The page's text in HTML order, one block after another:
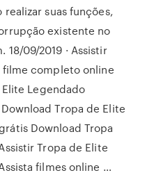
suas funções,
existente no
18/09/2019 · Assistir
completo online
Legendado
Tropa de Elite
Download Tropa
Tropa de Elite
filmes online …